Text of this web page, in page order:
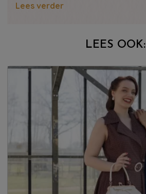
Lees verder
LEES OOK: